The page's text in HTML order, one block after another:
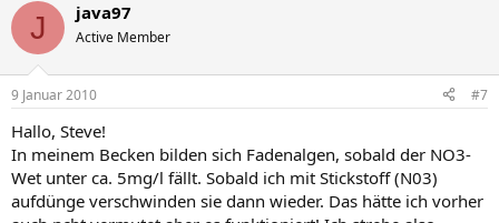
J java97
Active Member
9 Januar 2010 #7
Hallo, Steve!
In meinem Becken bilden sich Fadenalgen, sobald der NO3-
Wet unter ca. 5mg/l fällt. Sobald ich mit Stickstoff (N03)
aufdünge verschwinden sie dann wieder. Das hätte ich vorher